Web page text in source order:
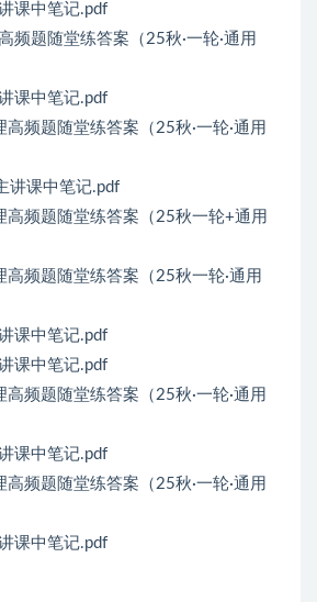
课中笔记.pdf
频题随堂练答案（25秋·一轮·通用
课中笔记.pdf
频题随堂练答案（25秋·一轮·通用
讲课中笔记.pdf
频题随堂练答案（25秋一轮+通用
频题随堂练答案（25秋一轮·通用
课中笔记.pdf
课中笔记.pdf
频题随堂练答案（25秋·一轮·通用
课中笔记.pdf
频题随堂练答案（25秋·一轮·通用
课中笔记.pdf